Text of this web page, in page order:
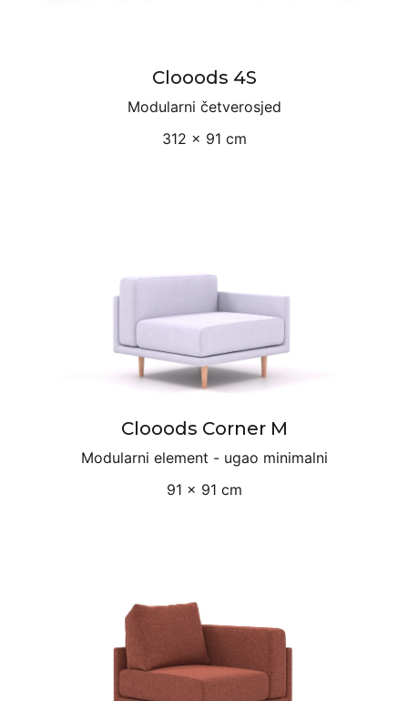
Clooods 4S
Modularni četverosjed
312 × 91 cm
Clooods Corner M
Modularni element - ugao minimalni
91 × 91 cm